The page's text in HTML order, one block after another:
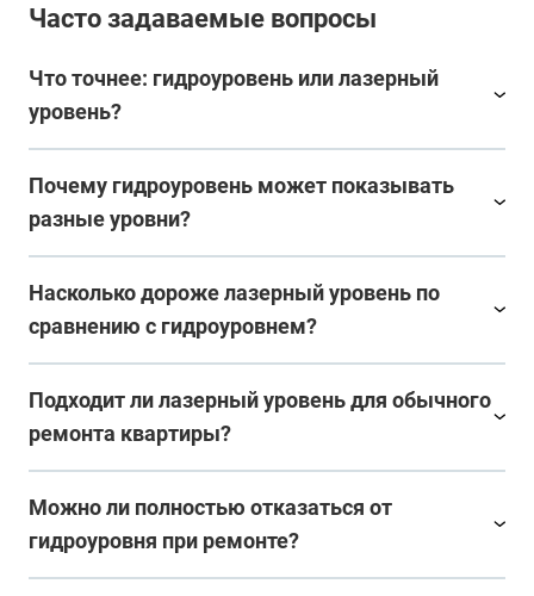
Часто задаваемые вопросы
Что точнее: гидроуровень или лазерный
уровень?
Почему гидроуровень может показывать
разные уровни?
Насколько дороже лазерный уровень по
сравнению с гидроуровнем?
Подходит ли лазерный уровень для обычного
ремонта квартиры?
Можно ли полностью отказаться от
гидроуровня при ремонте?